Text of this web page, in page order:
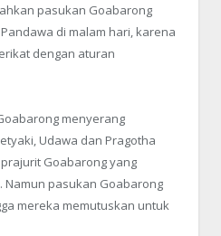
pasukan Goabarong
di malam hari, karena
dengan aturan
menyerang
Udawa dan Pragotha
Goabarong yang
Namun pasukan Goabarong
mereka memutuskan untuk